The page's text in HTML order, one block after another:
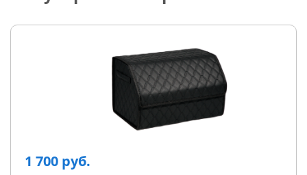
1 700 руб.